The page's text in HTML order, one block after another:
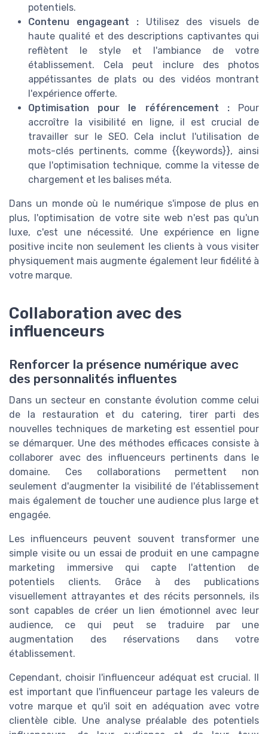
potentiels.
Contenu engageant :Utilisez des visuels de
haute qualité et des descriptions captivantes qui
reflètent le style et l'ambiance de votre
établissement. Cela peut inclure des photos
appétissantes de plats ou des vidéos montrant
l'expérience offerte.
Optimisation pour le référencement :Pour
accroître la visibilité en ligne, il est crucial de
travailler sur le SEO. Cela inclut l'utilisation de
mots-clés pertinents, comme {{keywords}}, ainsi
que l'optimisation technique, comme la vitesse de
chargement et les balises méta.
Dans un monde où le numérique s'impose de plus en
plus, l'optimisation de votre site web n'est pas qu'un
luxe, c'est une nécessité. Une expérience en ligne
positive incite non seulement les clients à vous visiter
physiquement mais augmente également leur fidélité à
votre marque.
Collaboration avec des
influenceurs
Renforcer la présence numérique avec
des personnalités influentes
Dans un secteur en constante évolution comme celui
de la restauration et du catering, tirer parti des
nouvelles techniques de marketing est essentiel pour
se démarquer. Une des méthodes efficaces consiste à
collaborer avec des influenceurs pertinents dans le
domaine. Ces collaborations permettent non
seulement d'augmenter la visibilité de l'établissement
mais également de toucher une audience plus large et
engagée.
Les influenceurs peuvent souvent transformer une
simple visite ou un essai de produit en une campagne
marketing immersive qui capte l'attention de
potentiels clients. Grâce à des publications
visuellement attrayantes et des récits personnels, ils
sont capables de créer un lien émotionnel avec leur
audience, ce qui peut se traduire par une
augmentation des réservations dans votre
établissement.
Cependant, choisir l'influenceur adéquat est crucial. Il
est important que l'influenceur partage les valeurs de
votre marque et qu'il soit en adéquation avec votre
clientèle cible. Une analyse préalable des potentiels